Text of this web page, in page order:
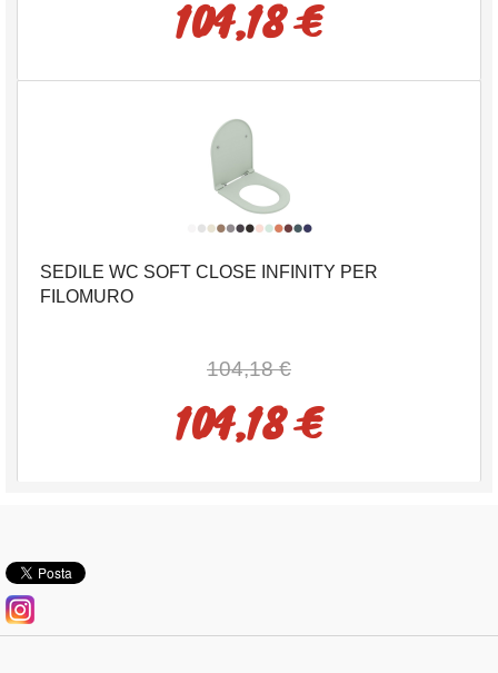
104,18 €
SEDILE WC SOFT CLOSE INFINITY PER
FILOMURO
104,18 €
104,18 €